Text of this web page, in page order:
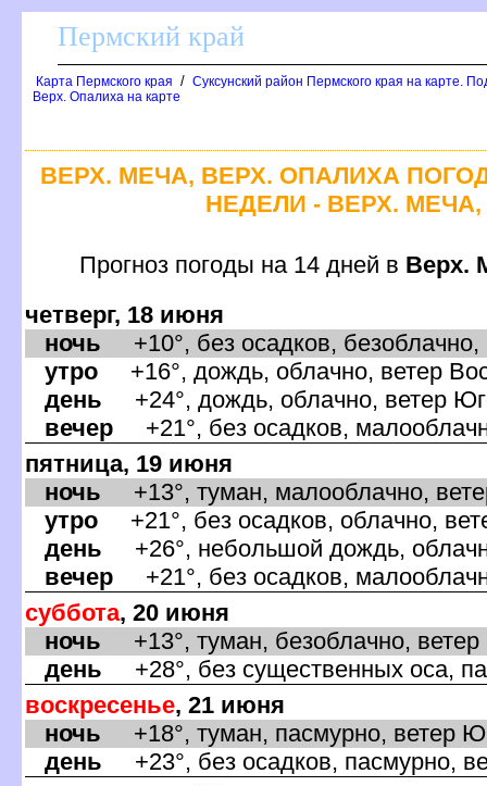
Пермский край
Карта Пермского края / Суксунский район Пермского края на карте.
ерх. Опалиха на карте
ЕРХ. МЕЧА, ВЕРХ. ОПАЛИХА
НЕДЕЛИ - ВЕРХ.
Прогноз погоды на 14 дней ерх.
четверг, 18 июня
ночь +10°, без осадков,
утро +16°, дождь, облачно, ветер
день +24°, дождь, облачно, ветер
ечер +21°, без осадков,
пятница, 19 июня
ночь +13°, туман, малооблачно,
утро +21°, без осадков, облачно,
день +26°, небольшой дождь,
ечер +21°, без осадков,
суббота, 20 июня
ночь +13°, туман, безоблачно,
день +28°, без существенных оса,
оскресенье, 21 июня
ночь +18°, туман, пасмурно, ветер
день +23°, без осадков, пасмурно,